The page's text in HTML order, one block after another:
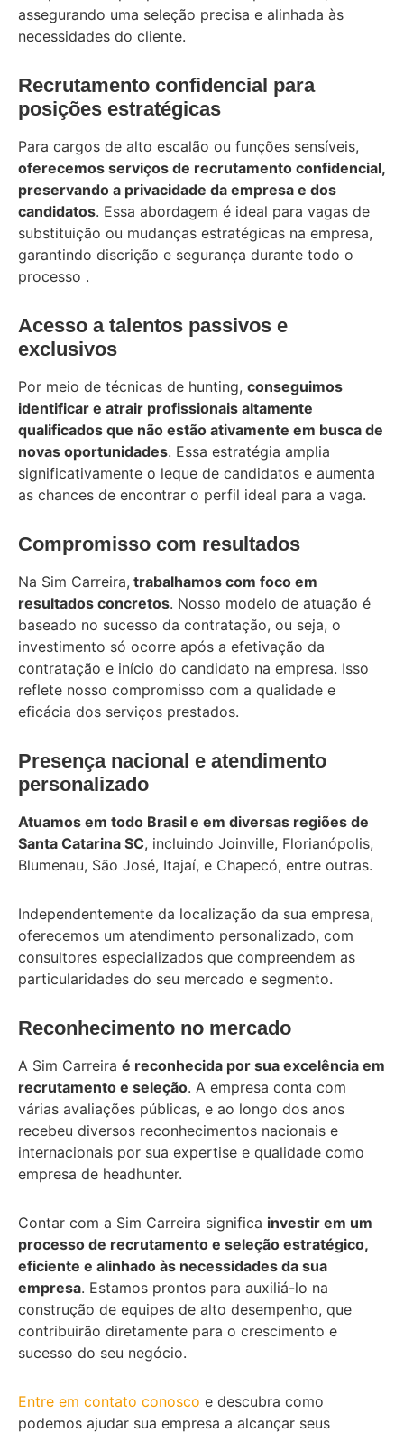
assegurando uma seleção precisa e alinhada às
necessidades do cliente.
Recrutamento confidencial para
posições estratégicas
Para cargos de alto escalão ou funções sensíveis,
oferecemos serviços de recrutamento confidencial,
preservando a privacidade da empresa e dos
candidatos. Essa abordagem é ideal para vagas de
substituição ou mudanças estratégicas na empresa,
garantindo discrição e segurança durante todo o
processo .
Acesso a talentos passivos e
exclusivos
Por meio de técnicas de hunting, conseguimos
identificar e atrair profissionais altamente
qualificados que não estão ativamente em busca de
novas oportunidades. Essa estratégia amplia
significativamente o leque de candidatos e aumenta
as chances de encontrar o perfil ideal para a vaga.
Compromisso com resultados
Na Sim Carreira, trabalhamos com foco em
resultados concretos. Nosso modelo de atuação é
baseado no sucesso da contratação, ou seja, o
investimento só ocorre após a efetivação da
contratação e início do candidato na empresa. Isso
reflete nosso compromisso com a qualidade e
eficácia dos serviços prestados.
Presença nacional e atendimento
personalizado
Atuamos em todo Brasil e em diversas regiões de
Santa Catarina SC, incluindo Joinville, Florianópolis,
Blumenau, São José, Itajaí, e Chapecó, entre outras.
Independentemente da localização da sua empresa,
oferecemos um atendimento personalizado, com
consultores especializados que compreendem as
particularidades do seu mercado e segmento.
Reconhecimento no mercado
A Sim Carreira é reconhecida por sua excelência em
recrutamento e seleção. A empresa conta com
várias avaliações públicas, e ao longo dos anos
recebeu diversos reconhecimentos nacionais e
internacionais por sua expertise e qualidade como
empresa de headhunter.
Contar com a Sim Carreira significa investir em um
processo de recrutamento e seleção estratégico,
eficiente e alinhado às necessidades da sua
empresa. Estamos prontos para auxiliá-lo na
construção de equipes de alto desempenho, que
contribuirão diretamente para o crescimento e
sucesso do seu negócio.
Entre em contato conosco e descubra como
podemos ajudar sua empresa a alcançar seus